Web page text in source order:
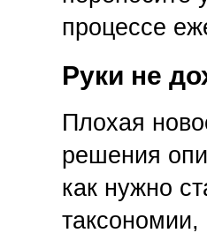
процессе
Руки не
Плохая
решения
как нужно